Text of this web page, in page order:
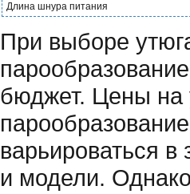
Длина шнура питания
При выборе
бюджет. Цены на
варьироваться в
и модели.